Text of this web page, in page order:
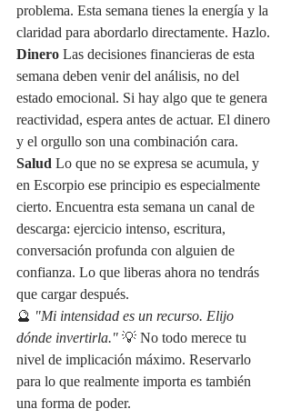
problema. Esta semana tienes la energía y la
claridad para abordarlo directamente. Hazlo.
Dinero Las decisiones financieras de esta
semana deben venir del análisis, no del
estado emocional. Si hay algo que te genera
reactividad, espera antes de actuar. El dinero
y el orgullo son una combinación cara.
Salud Lo que no se expresa se acumula, y
en Escorpio ese principio es especialmente
cierto. Encuentra esta semana un canal de
descarga: ejercicio intenso, escritura,
conversación profunda con alguien de
confianza. Lo que liberas ahora no tendrás
que cargar después.
🔮 "Mi intensidad es un recurso. Elijo
dónde invertirla." 💡 No todo merece tu
nivel de implicación máximo. Reservarlo
para lo que realmente importa es también
una forma de poder.